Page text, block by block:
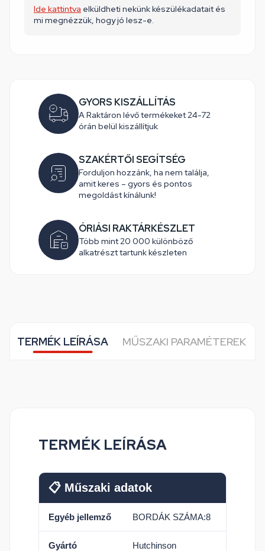
Ide kattintva elküldheti nekünk készülékadatait és
mi megnézzük, hogy jó lesz-e.
GYORS KISZÁLLÍTÁS
A Raktáron lévő termékeket 24-72
órán belül kiszállítjuk
SZAKÉRTŐI SEGÍTSÉG
Forduljon hozzánk, ha nem találja,
amit keres – gyors és pontos
megoldást kínálunk!
ÓRIÁSI RAKTÁRKÉSZLET
Több mint 20 000 különböző
alkatrészt tartunk készleten
TERMÉK LEÍRÁSA MŰSZAKI PARAMÉTEREK
TERMÉK LEÍRÁSA
📋 Műszaki adatok
Egyéb jellemző BORDÁK SZÁMA:8
Gyártó Hutchinson